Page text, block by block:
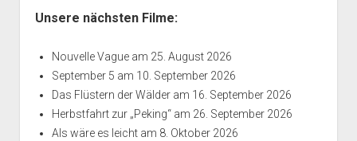
Unsere nächsten Filme:
Nouvelle Vagueam 25. August 2026
September 5 am 10. September 2026
Das Flüstern der Wälderam 16. September 2026
Herbstfahrt zur „Peking“am 26. September 2026
Als wäre es leichtam 8. Oktober 2026